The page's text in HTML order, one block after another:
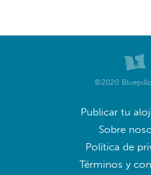
©2020
Publicar tu
Sobre
Política de
Términos y